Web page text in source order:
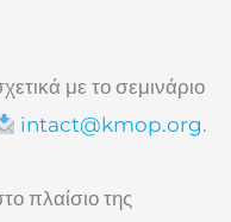
με το σεμινάριο
intact@kmop.org.
πλαίσιο της